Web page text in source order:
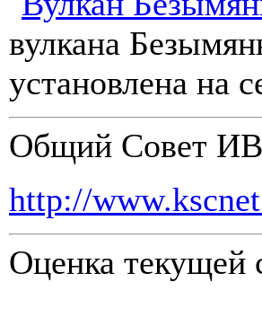
вулкана
установлена на
Общий Совет
http://
Оценка текущей